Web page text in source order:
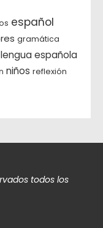
español
gramática
lengua española
niños reflexión
todos los